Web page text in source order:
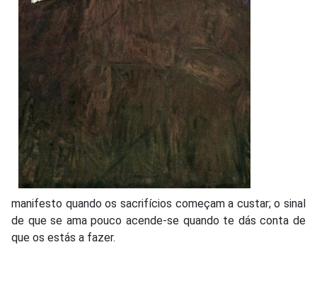
manifesto quando os sacrifícios começam a custar; o sinal
de que se ama pouco acende-se quando te dás conta de
que os estás a fazer.